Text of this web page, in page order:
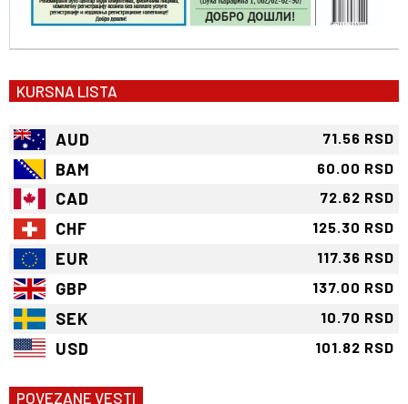
KURSNA LISTA
AUD 71.56 RSD
BAM 60.00 RSD
CAD 72.62 RSD
CHF 125.30 RSD
EUR 117.36 RSD
GBP 137.00 RSD
SEK 10.70 RSD
USD 101.82 RSD
POVEZANE VESTI